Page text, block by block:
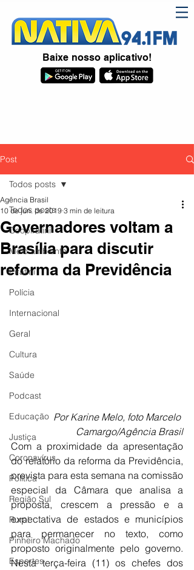
Baixe nosso aplicativo!
Post
Todos posts
Coopiratini
Meio ambiente
Piratini
Polícia
Internacional
Geral
Cultura
Saúde
Podcast
Educação
Justiça
Coronavírus
Política
Região Sul
Rural
Pinheiro Machado
Esportes
Todos posts
Governadores voltam a
Brasília para discutir
reforma da Previdência
Agência Brasil
10 de jun. de 2019 3 min de leitura
Por Karine Melo, foto Marcelo
Camargo/Agência Brasil
Com a proximidade da apresentação
do relatório da reforma da Previdência,
prevista para esta semana na comissão
especial da Câmara que analisa a
proposta, crescem a pressão e a
expectativa de estados e municípios
para permanecer no texto, como
proposto originalmente pelo governo.
Nesta terça-feira (11) os chefes dos